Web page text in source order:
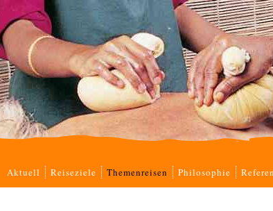
Navigation
Aktuell Reiseziele Themenreisen Philosophie